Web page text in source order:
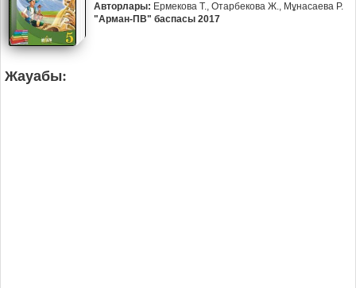
Авторлары: Ермекова Т., Отарбекова Ж., Мұнасаева Р.
"Арман-ПВ" баспасы 2017
Жауабы: